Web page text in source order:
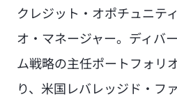
クレジット・オポチュニテ
オ・マネージャー。ディバ
ム戦略の主任ポートフォリ
り、米国レバレッジド・フ